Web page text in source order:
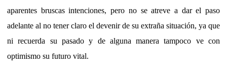
aparentes bruscas intenciones, pero no se atreve a dar el paso
adelante al no tener claro el devenir de su extraña situación, ya que
ni recuerda su pasado y de alguna manera tampoco ve con
optimismo su futuro vital.